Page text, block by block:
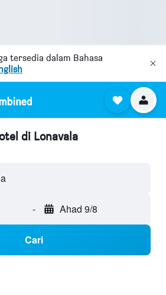
tersedia dalam Bahasa
di Lonavala
- Ahad 9/8
Cari